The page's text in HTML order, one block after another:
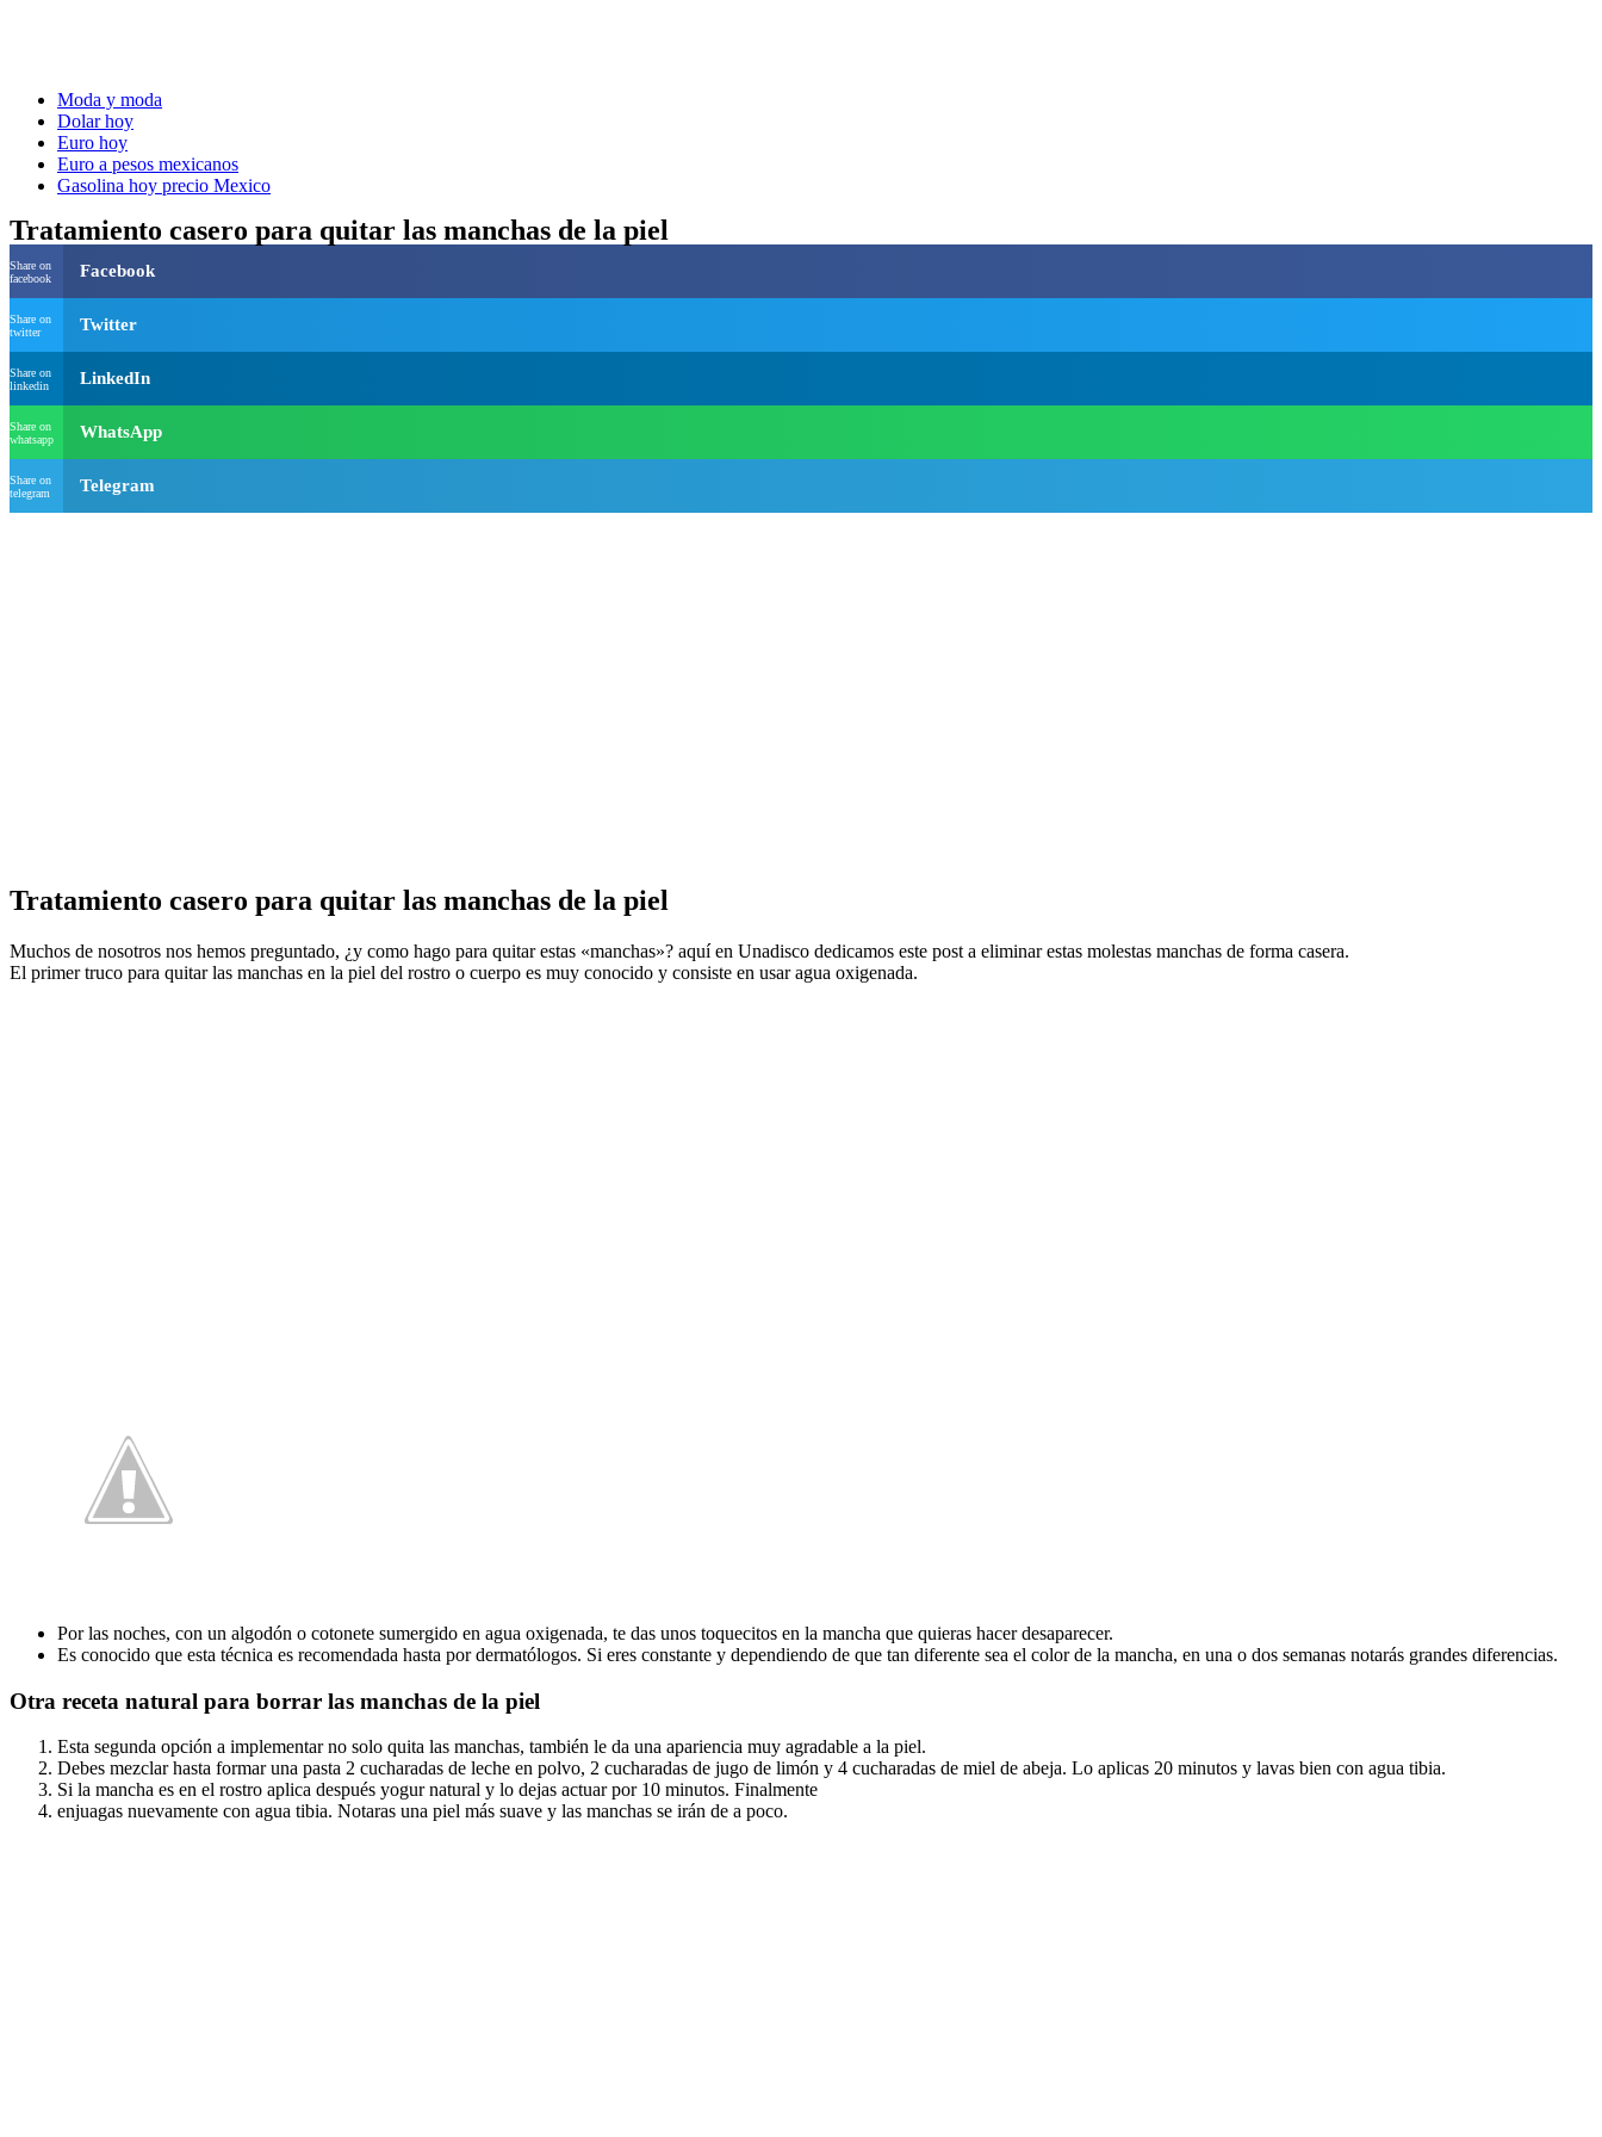
Moda y moda
Dolar hoy
Euro hoy
Euro a pesos mexicanos
Gasolina hoy precio Mexico
Tratamiento casero para quitar las manchas de la piel
Share on
facebook
Facebook
Share on
twitter
Twitter
Share on
linkedin
LinkedIn
Share on
whatsapp
WhatsApp
Share on
telegram
Telegram
Tratamiento casero para quitar las manchas de la piel
Muchos de nosotros nos hemos preguntado, ¿y como hago para quitar estas «manchas»? aquí en Unadisco dedicamos este post a eliminar estas molestas manchas de forma casera.
El primer truco para quitar las manchas en la piel del rostro o cuerpo es muy conocido y consiste en usar agua oxigenada.
Por las noches, con un algodón o cotonete sumergido en agua oxigenada, te das unos toquecitos en la mancha que quieras hacer desaparecer.
Es conocido que esta técnica es recomendada hasta por dermatólogos. Si eres constante y dependiendo de que tan diferente sea el color de la mancha, en una o dos semanas notarás grandes diferencias.
Otra receta natural para borrar las manchas de la piel
Esta segunda opción a implementar no solo quita las manchas, también le da una apariencia muy agradable a la piel.
Debes mezclar hasta formar una pasta 2 cucharadas de leche en polvo, 2 cucharadas de jugo de limón y 4 cucharadas de miel de abeja. Lo aplicas 20 minutos y lavas bien con agua tibia.
Si la mancha es en el rostro aplica después yogur natural y lo dejas actuar por 10 minutos. Finalmente
enjuagas nuevamente con agua tibia. Notaras una piel más suave y las manchas se irán de a poco.